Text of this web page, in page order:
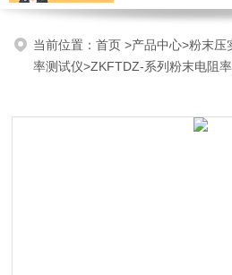
当前位置：首页>产品中心>粉末压
率测试仪>ZKFTDZ-系列粉末电阻